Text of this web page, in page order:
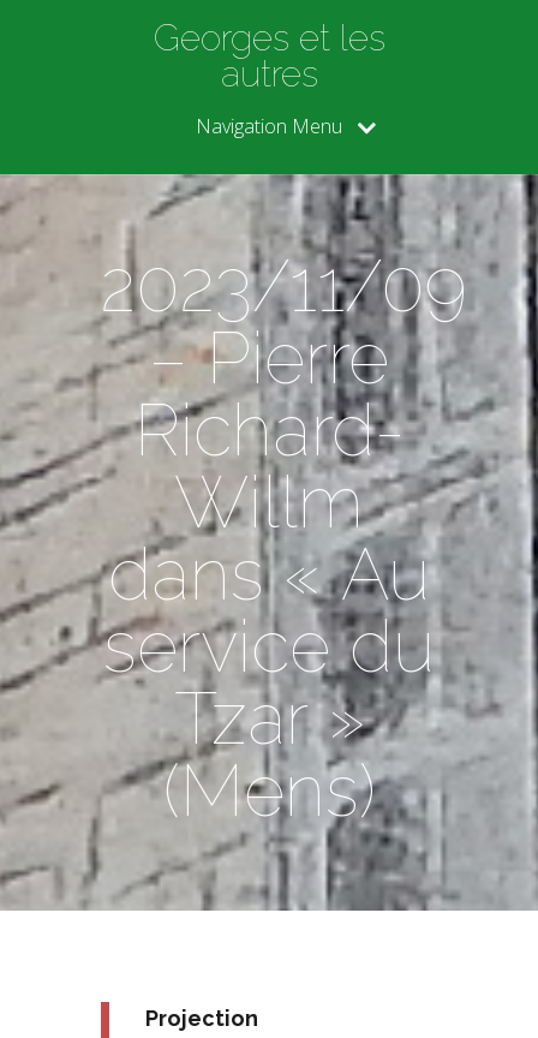
Georges et les
autres
Navigation Menu
2023/11/09
– Pierre
Richard-
Willm
dans « Au
service du
Tzar »
(Mens)
Projection